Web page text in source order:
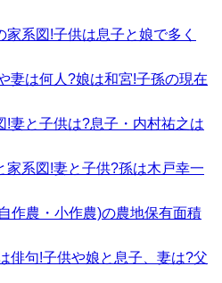
系図!子供は息子と娘で多く
妻は何人?娘は和宮!子孫の現在
!妻と子供は?息子・内村祐之は
家系図!妻と子供?孫は木戸幸一
作農・小作農)の農地保有面積
俳句!子供や娘と息子、妻は?父